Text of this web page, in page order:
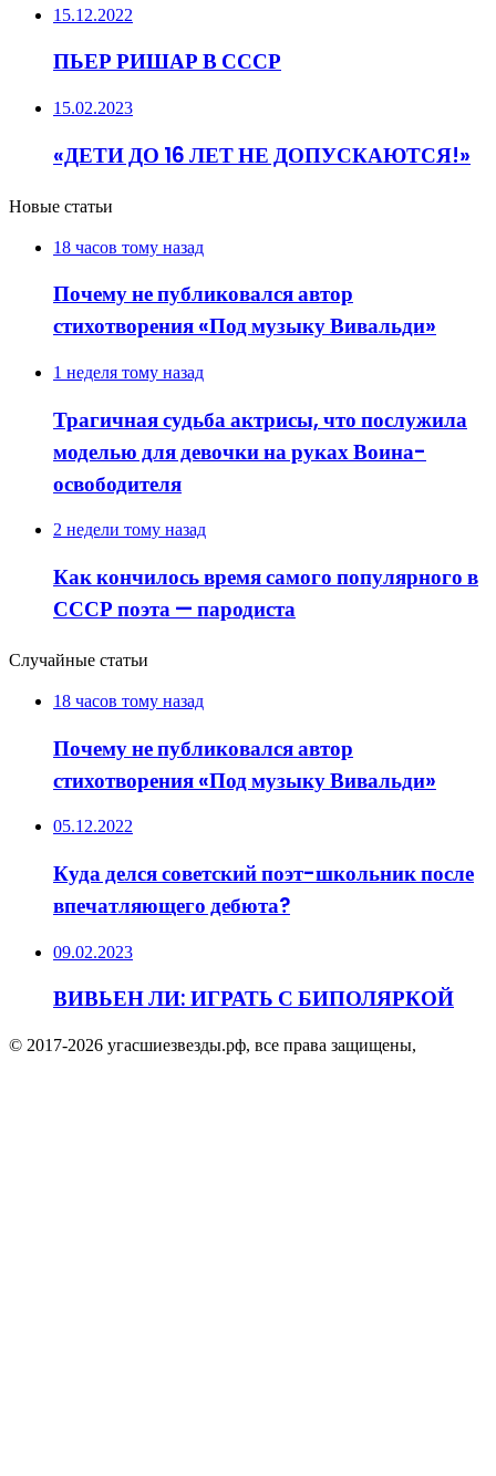
15.12.2022
ПЬЕР РИШАР В СССР
15.02.2023
«ДЕТИ ДО 16 ЛЕТ НЕ ДОПУСКАЮТСЯ!»
Новые статьи
18 часов тому назад
Почему не публиковался автор
стихотворения «Под музыку Вивальди»
1 неделя тому назад
Трагичная судьба актрисы, что послужила
моделью для девочки на руках Воина-
освободителя
2 недели тому назад
Как кончилось время самого популярного в
СССР поэта — пародиста
Случайные статьи
18 часов тому назад
Почему не публиковался автор
стихотворения «Под музыку Вивальди»
05.12.2022
Куда делся советский поэт-школьник после
впечатляющего дебюта?
09.02.2023
ВИВЬЕН ЛИ: ИГРАТЬ С БИПОЛЯРКОЙ
© 2017-2026 угасшиезвезды.рф, все права защищены,